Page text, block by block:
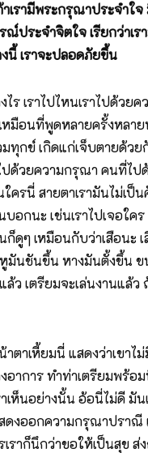
เรามีพระกรุณาประจำใ
ประจำจิตใจ เรียกว่าเร
นี้ เราจะปลอดภัยขึ้น
เราไปไหนเราไปด้วย
หมือนที่พูดหลายครั้งหลา
มทุกข์ เกิดแก่เจ็บตายด้ว
ไปด้วยความกรุณา คนที่ไ
ใครนี่ สายตาเรามันไม่เป็
อกนะ เช่นเราไปเจอใค
ก็ดูๆ เหมือนกับว่าเสือนะ
หูมันชันขึ้น หางมันตั้งขึ้น
เตรียมจะเล่นงานแล้ว ถ้
ตาเหี้ยมนี่ แสดงว่าเขาไ
อาการ ทำท่าเตรียมพร้อ
ห็นอย่างนั้น อ้อนี่ไม่ดี มัน
ดงออกความกรุณาปราณี
ราก็นึกว่าขอให้เป็นสุข